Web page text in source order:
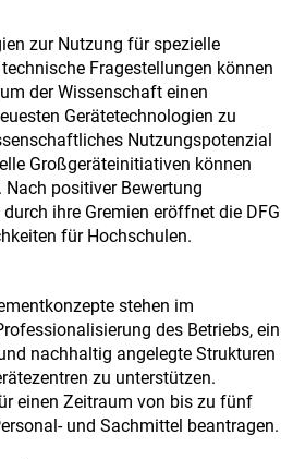
zur Nutzung für spezielle
Fragestellungen können
der Wissenschaft einen
Gerätetechnologien zu
Nutzungspotenzial
Großgeräteinitiativen können
positiver Bewertung
ihre Gremien eröffnet die DFG
für Hochschulen.
stehen im
des Betriebs, ein
nachhaltig angelegte Strukturen
zu unterstützen.
einen Zeitraum von bis zu fünf
und Sachmittel beantragen.